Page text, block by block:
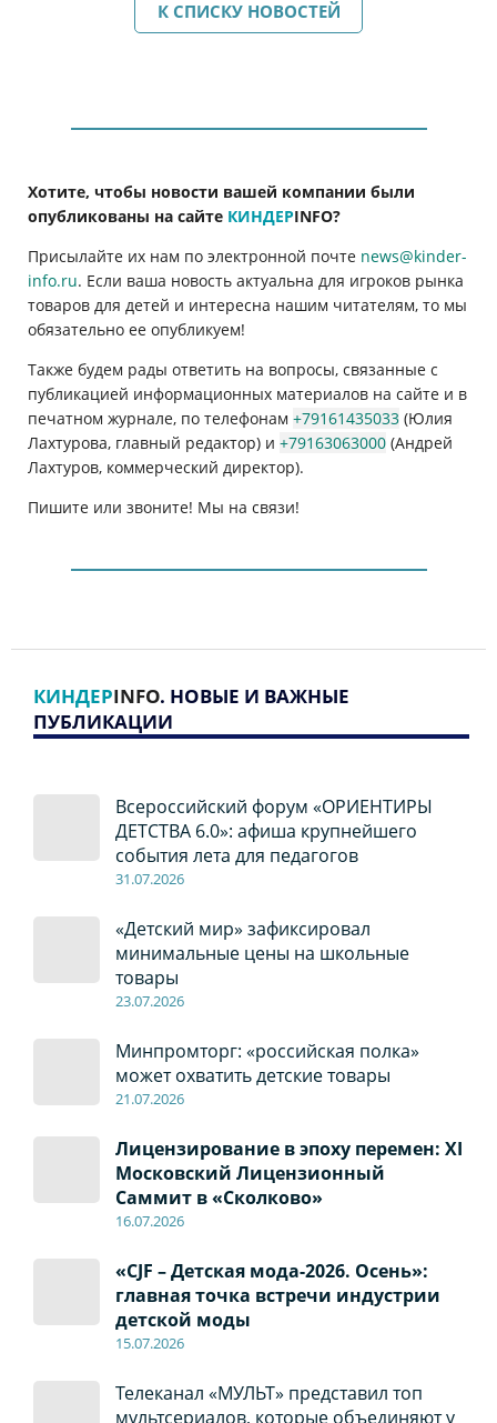
К СПИСКУ НОВОСТЕЙ
Хотите, чтобы новости вашей компании были
опубликованы на сайте КИНДЕРINFO?
Присылайте их нам по электронной почте news@kinder-
info.ru. Если ваша новость актуальна для игроков рынка
товаров для детей и интересна нашим читателям, то мы
обязательно ее опубликуем!
Также будем рады ответить на вопросы, связанные с
публикацией информационных материалов на сайте и в
печатном журнале, по телефонам +79161435033 (Юлия
Лахтурова, главный редактор) и +79163063000 (Андрей
Лахтуров, коммерческий директор).
Пишите или звоните! Мы на связи!
КИНДЕРINFO. НОВЫЕ И ВАЖНЫЕ
ПУБЛИКАЦИИ
Всероссийский форум «ОРИЕНТИРЫ
ДЕТСТВА 6.0»: афиша крупнейшего
события лета для педагогов
31.07.2026
«Детский мир» зафиксировал
минимальные цены на школьные
товары
23.07.2026
Минпромторг: «российская полка»
может охватить детские товары
21.07.2026
Лицензирование в эпоху перемен: XI
Московский Лицензионный
Саммит в «Сколково»
16.07.2026
«CJF – Детская мода-2026. Осень»:
главная точка встречи индустрии
детской моды
15.07.2026
Телеканал «МУЛЬТ» представил топ
мультсериалов, которые объединяют у